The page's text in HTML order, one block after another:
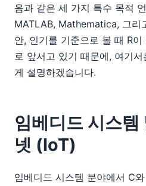
음과 같은 세 가지 특수 목적
MATLAB, Mathematica, 그리
안, 인기를 기준으로 볼 때 R
로 앞서고 있기 때문에, 여기
게 설명하겠습니다.
임베디드 시스템
넷 (IoT)
임베디드 시스템 분야에서 C